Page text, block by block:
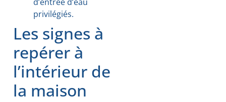
privilégiés.
Les signes à
repérer à
l’intérieur de
la maison